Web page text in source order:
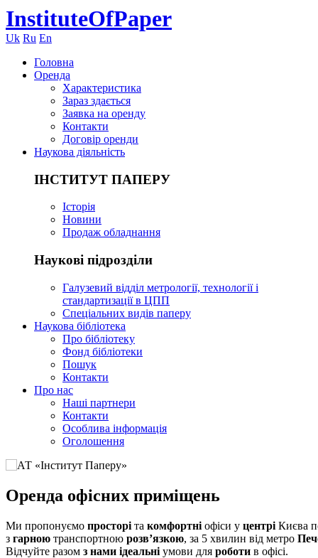
InstituteOfPaper
Uk Ru En
Головна
Оренда
Характеристика
Зараз здається
Заявка на оренду
Контакти
Договір оренди
Наукова діяльність
ІНСТИТУТ ПАПЕРУ
Історія
Новини
Продаж обладнання
Наукові підрозділи
Галузевий відділ метрології, технології і
стандартизації в ЦПП
Спеціальних видів паперу
Наукова бібліотека
Про бібліотеку
Фонд бібліотеки
Пошук
Контакти
Про нас
Наші партнери
Контакти
Особлива інформація
Оголошення
Оренда офісних приміщень
Ми пропонуємо просторі та комфортні офіси у центрі Києва
з гарною транспортною розв’язкою, за 5 хвилин від метро
Відчуйте разом з нами ідеальні умови для роботи в офісі.